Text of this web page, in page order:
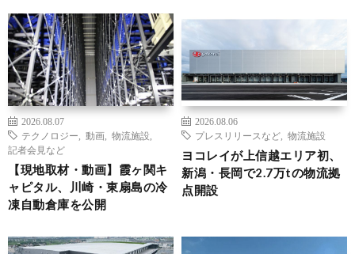
2026.08.07
テクノロジー
動画 物流施設
記者会見など
【現地取材・動画】霞ヶ関キ
ャピタル、川崎・東扇島の冷
凍自動倉庫を公開
2026.08.06
プレスリリースなど
物流施設
ヨコレイが上信越エリア初、
新潟・長岡で2.7万tの物流拠
点開設